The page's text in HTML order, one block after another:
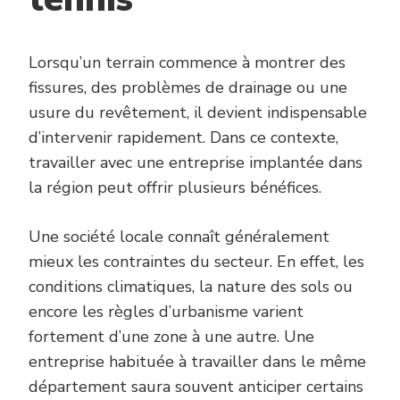
Lorsqu’un terrain commence à montrer des
fissures, des problèmes de drainage ou une
usure du revêtement, il devient indispensable
d’intervenir rapidement. Dans ce contexte,
travailler avec une entreprise implantée dans
la région peut offrir plusieurs bénéfices.
Une société locale connaît généralement
mieux les contraintes du secteur. En effet, les
conditions climatiques, la nature des sols ou
encore les règles d’urbanisme varient
fortement d’une zone à une autre. Une
entreprise habituée à travailler dans le même
département saura souvent anticiper certains